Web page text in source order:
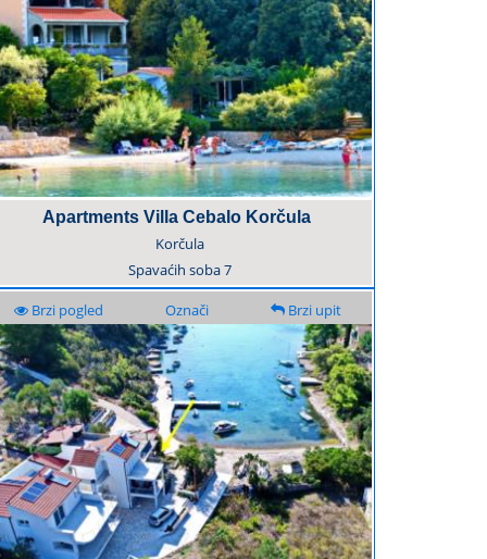
Apartments Villa Cebalo Korčula
Korčula
Spavaćih soba7
Brzi pogled Označi Brzi upit